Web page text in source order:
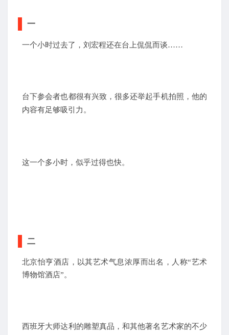
一
一个小时过去了，刘宏程还在台上侃侃而谈……
台下参会者也都很有兴致，很多还举起手机拍照，他的
内容有足够吸引力。
这一个多小时，似乎过得也快。
二
北京怡亨酒店，以其艺术气息浓厚而出名，人称“艺术
博物馆酒店”。
西班牙大师达利的雕塑真品，和其他著名艺术家的不少